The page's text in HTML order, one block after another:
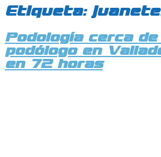
Etiqueta:
Podología cerca
podólogo en
en 72 horas